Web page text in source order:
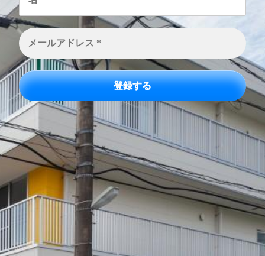
メ
ー
ル
ア
ド
レ
ス
*